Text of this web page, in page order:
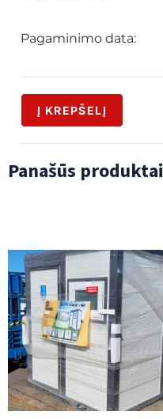
Pagaminimo data:
Į KREPŠELĮ
Panašūs produktai